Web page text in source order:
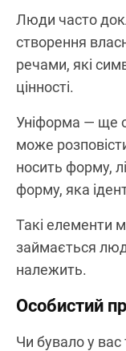
Люди часто
створення
речами, які
цінності.
Уніформа — ще
може
носить форму,
форму, яка
Такі елементи
займається
належить.
Особистий
Чи бувало у